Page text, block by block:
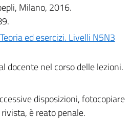
Milano, 2016.
ed esercizi. Livelli N5N3
nel corso delle lezioni.
disposizioni, fotocopiare
è reato penale.